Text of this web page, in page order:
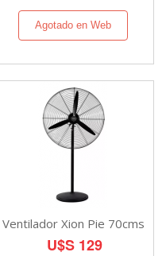
Agotado en Web
Ventilador Xion Pie 70cms
U$S 129